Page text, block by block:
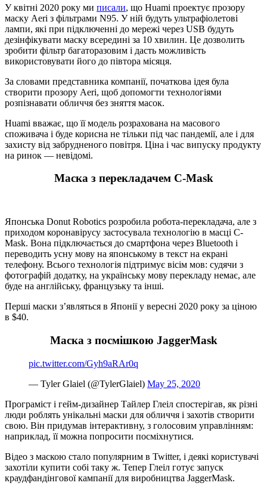
У квітні 2020 року ми писали, що Huami проектує прозору
маску Aeri з фільтрами N95. У ній будуть ультрафіолетові
лампи, які при підключенні до мережі через USB будуть
дезінфікувати маску всередині за 10 хвилин. Це дозволить
зробити фільтр багаторазовим і дасть можливість
використовувати його до півтора місяця.
За словами представника компанії, початкова ідея була
створити прозору Aeri, щоб допомогти технологіями
розпізнавати обличчя без зняття масок.
Huami вважає, що її модель розрахована на масового
споживача і буде корисна не тільки під час пандемії, але і для
захисту від забрудненого повітря. Ціна і час випуску продукту
на ринок — невідомі.
Маска з перекладачем C-Mask
Японська Donut Robotics розробила робота-перекладача, але з
приходом коронавірусу застосувала технологію в масці C-
Mask. Вона підключається до смартфона через Bluetooth і
переводить усну мову на японському в текст на екрані
телефону. Всього технологія підтримує вісім мов: судячи з
фотографій додатку, на українську мову перекладу немає, але
буде на англійську, французьку та інші.
Перші маски з’являться в Японії у вересні 2020 року за ціною
в $40.
Маска з посмішкою JaggerMask
pic.twitter.com/Gyh9aRAr0q
— Tyler Glaiel (@TylerGlaiel) May 25, 2020
Програміст і гейм-дизайнер Тайлер Глеіл спостерігав, як різні
люди роблять унікальні маски для обличчя і захотів створити
свою. Він придумав інтерактивну, з голосовим управлінням:
наприклад, її можна попросити посміхнутися.
Відео з маскою стало популярним в Twitter, і деякі користувачі
захотіли купити собі таку ж. Тепер Глеіл готує запуск
краудфандінгової кампанії для виробництва JaggerMask.